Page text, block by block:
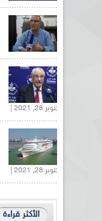
أكتوبر 28, 2021 |
أكتوبر 28, 2021 |
الأكثر قراءة